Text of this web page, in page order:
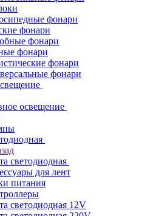
фонари
фонари
фонари
фонари
фонари
фонари
освещение
светодиодная
для лент
питания
светодиодная 12V